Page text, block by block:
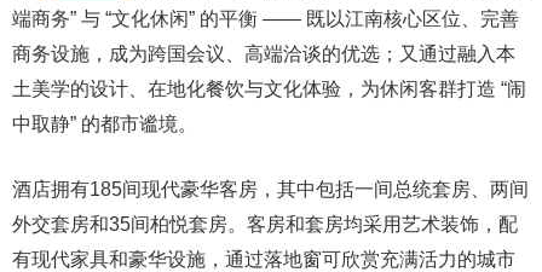
端商务” 与 “文化休闲” 的平衡 —— 既以江南核心区位、完善
商务设施，成为跨国会议、高端洽谈的优选；又通过融入本
土美学的设计、在地化餐饮与文化体验，为休闲客群打造 “闹
中取静” 的都市谧境。
酒店拥有185间现代豪华客房，其中包括一间总统套房、两间
外交套房和35间柏悦套房。客房和套房均采用艺术装饰，配
有现代家具和豪华设施，通过落地窗可欣赏充满活力的城市